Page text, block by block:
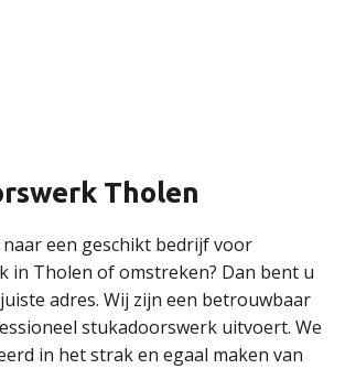
Tholen
een geschikt bedrijf voor
in Tholen of omstreken? Dan bent u
adres. Wij zijn een betrouwbaar
stukadoorswerk uitvoert. We
in het strak en egaal maken van